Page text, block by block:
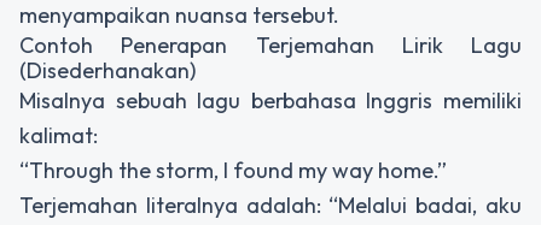
menyampaikan nuansa tersebut.
Contoh Penerapan Terjemahan Lirik Lagu
(Disederhanakan)
Misalnya sebuah lagu berbahasa Inggris memiliki
kalimat:
“Through the storm, I found my way home.”
Terjemahan literalnya adalah: “Melalui badai, aku